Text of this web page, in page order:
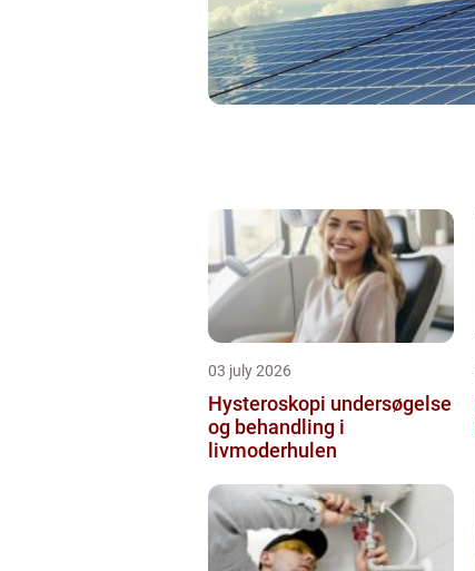
03 july 2026
Hysteroskopi undersøgelse
og behandling i
livmoderhulen